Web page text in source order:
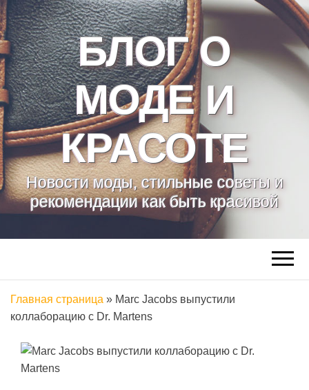
БЛОГ О
МОДЕ И
КРАСОТЕ
Новости моды, стильные советы и
рекомендации как быть красивой
Главная страница » Marc Jacobs выпустили
коллаборацию с Dr. Martens